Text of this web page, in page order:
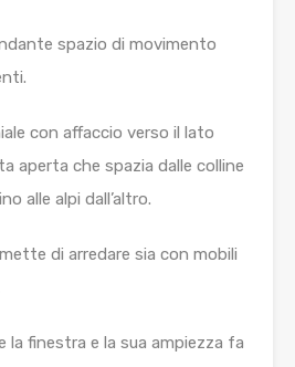
spazio di movimento
con affaccio verso il lato
aperta che spazia dalle colline
alle alpi dall’altro.
di arredare sia con mobili
la finestra e la sua ampiezza fa